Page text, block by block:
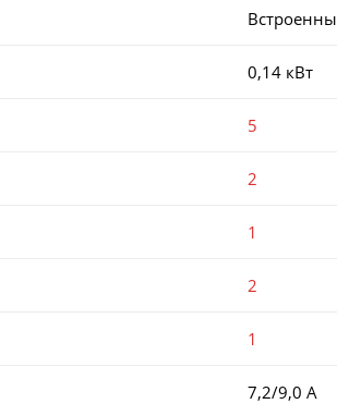
0,14 кВт
5
2
1
2
1
7,2/9,0 А